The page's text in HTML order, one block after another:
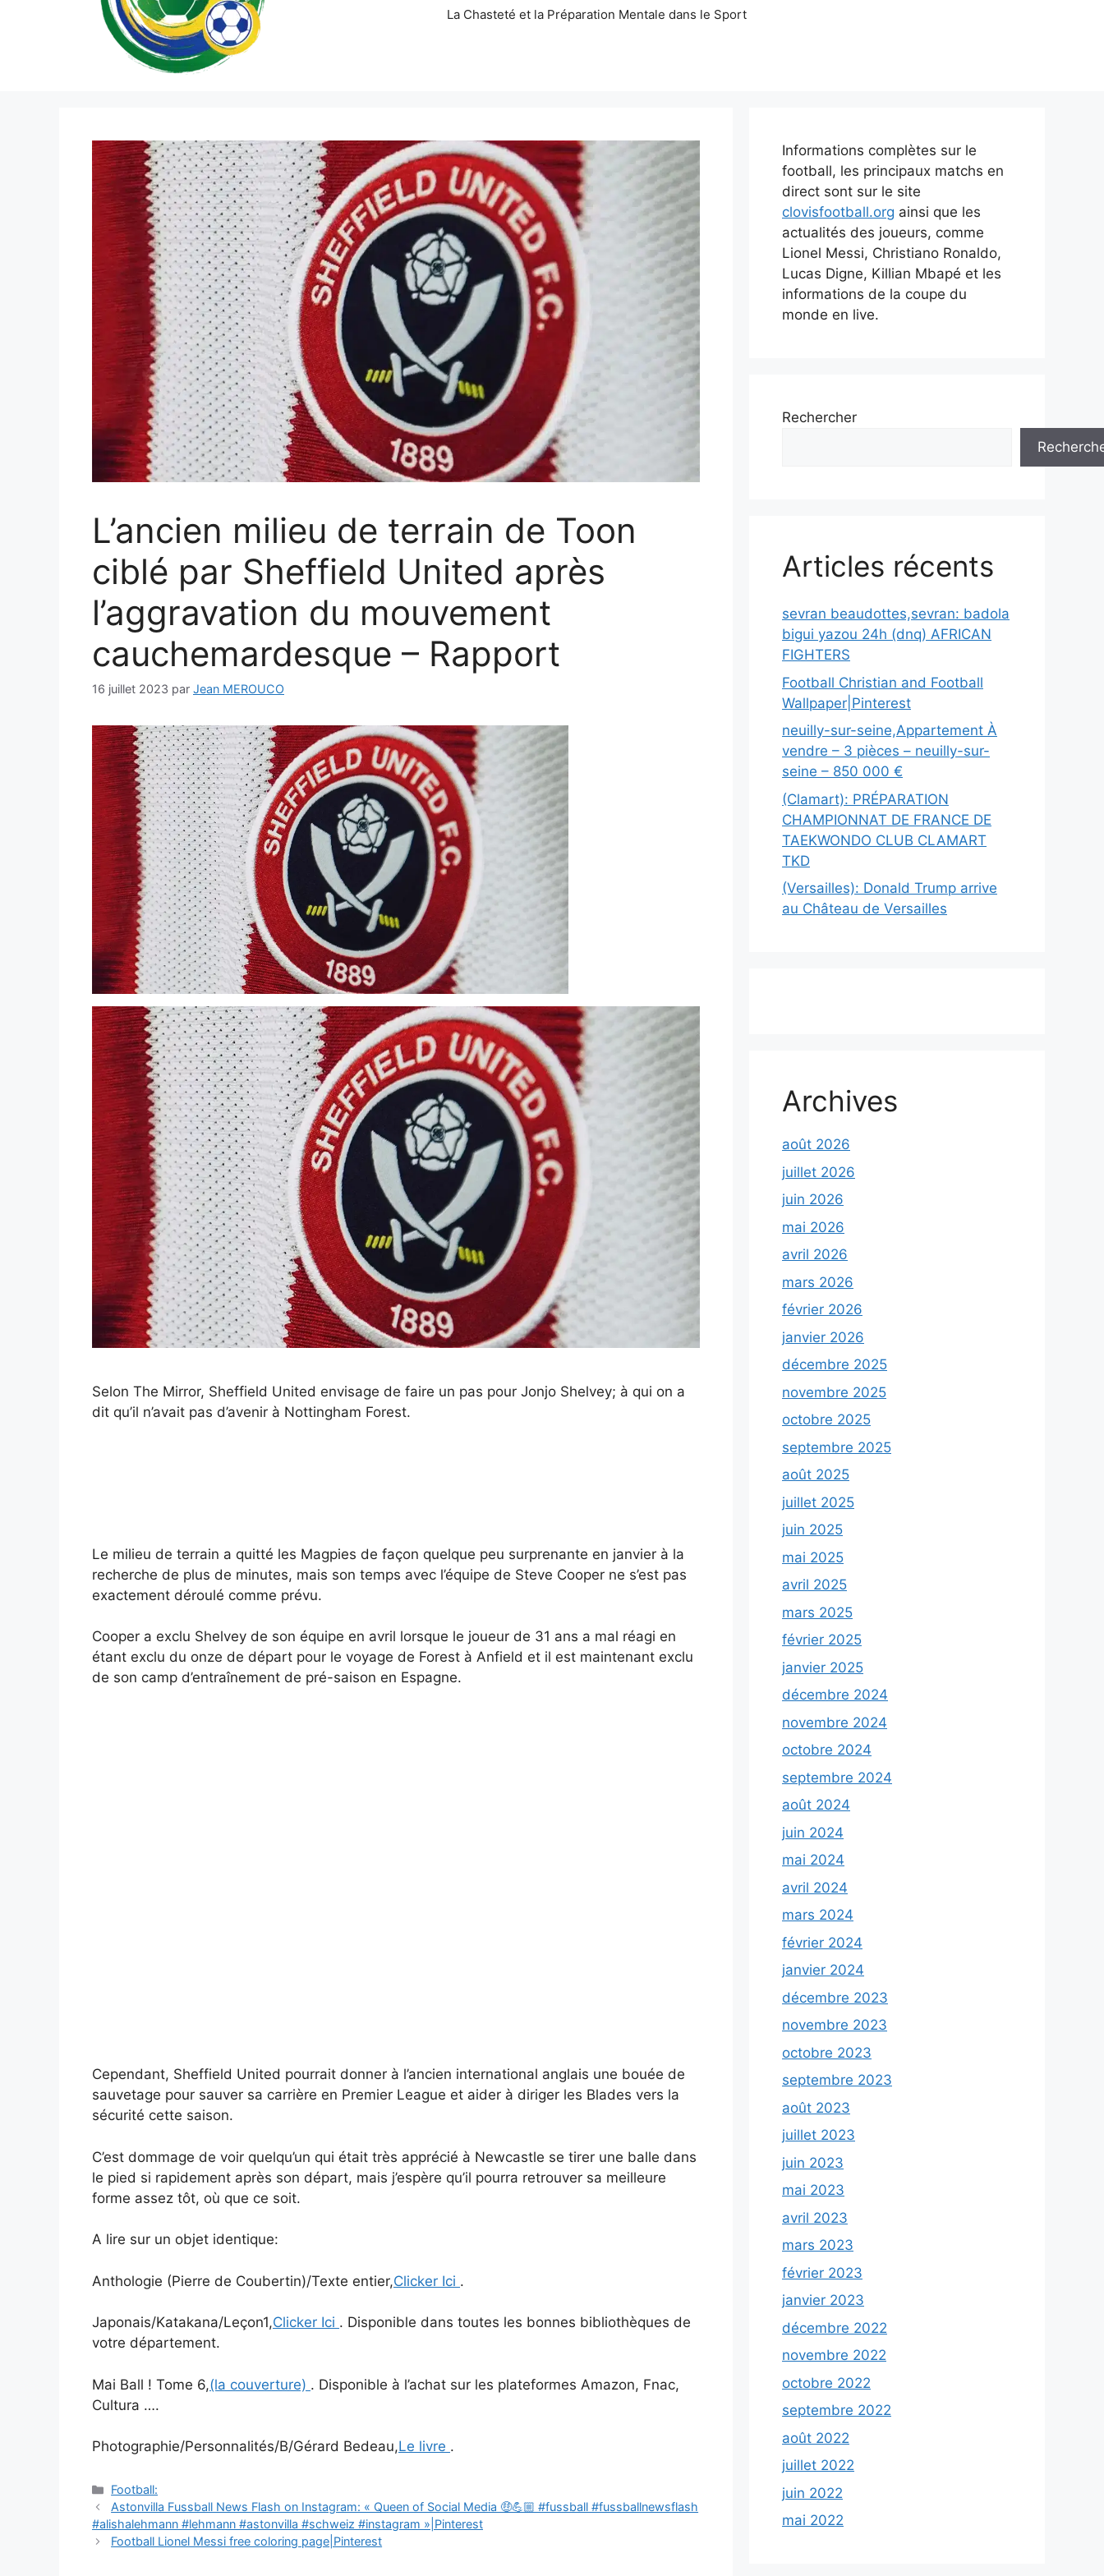
La Chasteté et la Préparation Mentale dans le Sport
L’ancien milieu de terrain de Toon
ciblé par Sheffield United après
l’aggravation du mouvement
cauchemardesque – Rapport
16 juillet 2023 par Jean MEROUCO
Selon The Mirror, Sheffield United envisage de faire un pas pour Jonjo Shelvey; à qui on a
dit qu’il n’avait pas d’avenir à Nottingham Forest.
Le milieu de terrain a quitté les Magpies de façon quelque peu surprenante en janvier à la
recherche de plus de minutes, mais son temps avec l’équipe de Steve Cooper ne s’est pas
exactement déroulé comme prévu.
Cooper a exclu Shelvey de son équipe en avril lorsque le joueur de 31 ans a mal réagi en
étant exclu du onze de départ pour le voyage de Forest à Anfield et il est maintenant exclu
de son camp d’entraînement de pré-saison en Espagne.
Cependant, Sheffield United pourrait donner à l’ancien international anglais une bouée de
sauvetage pour sauver sa carrière en Premier League et aider à diriger les Blades vers la
sécurité cette saison.
C’est dommage de voir quelqu’un qui était très apprécié à Newcastle se tirer une balle dans
le pied si rapidement après son départ, mais j’espère qu’il pourra retrouver sa meilleure
forme assez tôt, où que ce soit.
A lire sur un objet identique:
Anthologie (Pierre de Coubertin)/Texte entier,Clicker Ici .
Japonais/Katakana/Leçon1,Clicker Ici . Disponible dans toutes les bonnes bibliothèques de
votre département.
Mai Ball ! Tome 6,(la couverture) . Disponible à l’achat sur les plateformes Amazon, Fnac,
Cultura ….
Photographie/Personnalités/B/Gérard Bedeau,Le livre .
Catégories
Football:
Navigation
des
articles
Astonvilla Fussball News Flash on Instagram: « Queen of Social Media 🤑💪🏼 #fussball #fussballnewsflash
#alishalehmann #lehmann #astonvilla #schweiz #instagram »|Pinterest
Football Lionel Messi free coloring page|Pinterest
Informations complètes sur le
football, les principaux matchs en
direct sont sur le site
clovisfootball.org ainsi que les
actualités des joueurs, comme
Lionel Messi, Christiano Ronaldo,
Lucas Digne, Killian Mbapé et les
informations de la coupe du
monde en live.
Rechercher
Articles récents
sevran beaudottes,sevran: badola
bigui yazou 24h (dnq) AFRICAN
FIGHTERS
Football Christian and Football
Wallpaper|Pinterest
neuilly-sur-seine,Appartement À
vendre – 3 pièces – neuilly-sur-
seine – 850 000 €
(Clamart): PRÉPARATION
CHAMPIONNAT DE FRANCE DE
TAEKWONDO CLUB CLAMART
TKD
(Versailles): Donald Trump arrive
au Château de Versailles
Archives
août 2026
juillet 2026
juin 2026
mai 2026
avril 2026
mars 2026
février 2026
janvier 2026
décembre 2025
novembre 2025
octobre 2025
septembre 2025
août 2025
juillet 2025
juin 2025
mai 2025
avril 2025
mars 2025
février 2025
janvier 2025
décembre 2024
novembre 2024
octobre 2024
septembre 2024
août 2024
juin 2024
mai 2024
avril 2024
mars 2024
février 2024
janvier 2024
décembre 2023
novembre 2023
octobre 2023
septembre 2023
août 2023
juillet 2023
juin 2023
mai 2023
avril 2023
mars 2023
février 2023
janvier 2023
décembre 2022
novembre 2022
octobre 2022
septembre 2022
août 2022
juillet 2022
juin 2022
mai 2022